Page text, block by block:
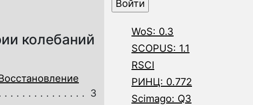
колебаний
3
WoS: 0.3
SCOPUS: 1.1
RSCI
РИНЦ: 0.772
Scimago: Q3